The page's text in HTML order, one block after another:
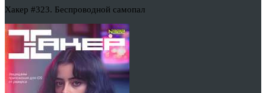
Хакер #323. Беспроводной самопал